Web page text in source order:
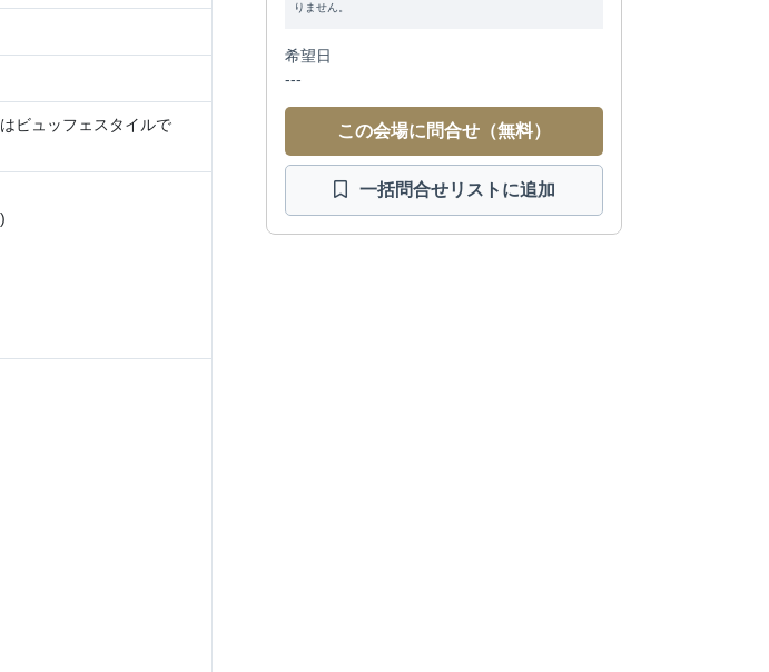
ビュッフェスタイルで
りません。
希望日
---
この会場に問合せ（無料）
一括問合せリストに追加